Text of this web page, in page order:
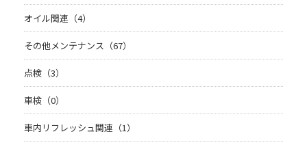
オイル関連（4）
その他メンテナンス（67）
点検（3）
車検（0）
車内リフレッシュ関連（1）